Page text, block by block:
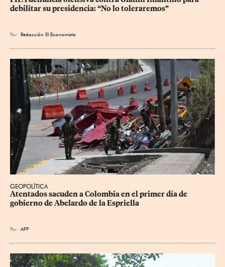
debilitar su presidencia: “No lo toleraremos”
Por Redacción El Economista
GEOPOLÍTICA
Atentados sacuden a Colombia en el primer día de
gobierno de Abelardo de la Espriella
Por AFP